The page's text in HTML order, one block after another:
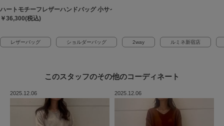
ハートモチーフレザーハンドバッグ 小サイズ
￥36,300(税込)
レザーバッグ ショルダーバッグ 2way ルミネ新宿店
このスタッフのその他のコーディネート
2025.12.06 2025.12.06